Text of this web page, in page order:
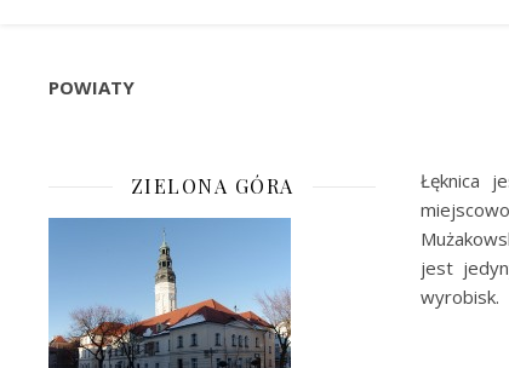
POWIATY
ZIELONA GÓRA
Łęknica
jest
wyrobisk.